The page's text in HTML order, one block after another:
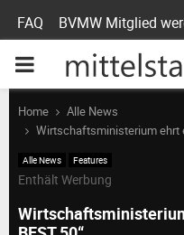
FAQ BVMW Mitglied
P
R
M
Home
Alle News
Wirtschaftsministerium ehrt
Alle News Features
Enthält Werbung